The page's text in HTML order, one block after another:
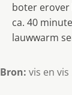
boter erover
ca. 40
lauwwarm
Bron: vis en vis